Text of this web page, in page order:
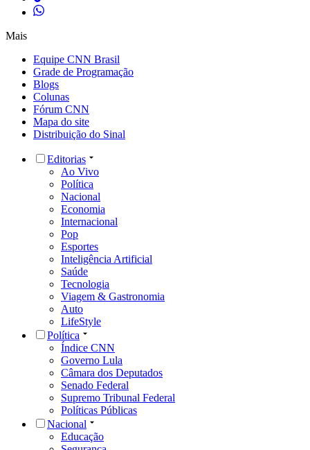
Mais
Equipe CNN Brasil
Grade de Programação
Blogs
Colunas
Fórum CNN
Mapa do site
Distribuição do Sinal
Editorias
Ao Vivo
Política
Nacional
Economia
Internacional
Pop
Esportes
Inteligência Artificial
Saúde
Tecnologia
Viagem & Gastronomia
Auto
LifeStyle
Política
Índice CNN
Governo Lula
Câmara dos Deputados
Senado Federal
Supremo Tribunal Federal
Políticas Públicas
Nacional
Educação